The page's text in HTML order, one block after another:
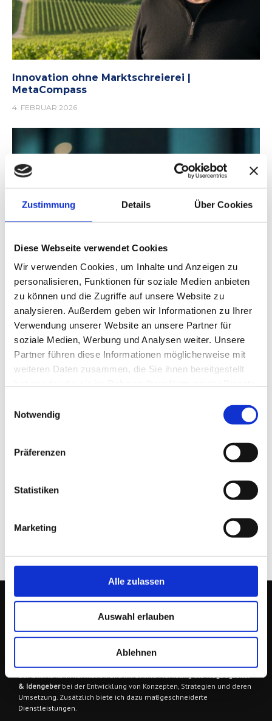
Zustimmung Details Über Cookies
Diese Webseite verwendet Cookies
Wir verwenden Cookies, um Inhalte und Anzeigen zu
personalisieren, Funktionen für soziale Medien anbieten
zu können und die Zugriffe auf unsere Website zu
analysieren. Außerdem geben wir Informationen zu Ihrer
Verwendung unserer Website an unsere Partner für
soziale Medien, Werbung und Analysen weiter. Unsere
Partner führen diese Informationen möglicherweise mit
weiteren Daten zusammen, die Sie ihnen bereitgestellt
Notwendig
Präferenzen
Statistiken
Marketing
Alle zulassen
Auswahl erlauben
Ablehnen
Innovation ohne Marktschreierei |
MetaCompass
4. FEBRUAR 2026
EINFACH.DERFRIESE
Ich berate & begleite meine AuftraggeberInnenin vielen Bereichen
der Online Kommunikation und im Online-Marketing alsWegbegleiter
& Idengeber bei der Entwicklung von Konzepten, Strategien und deren
Umsetzung. Zusätzlich biete ich dazu maßgeschneiderte
Dienstleistungen.